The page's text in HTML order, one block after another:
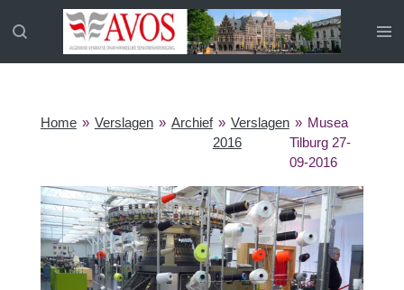
direct
Home » Verslagen » Archief » Verslagen
2016
» Musea
Tilburg 27-
09-2016